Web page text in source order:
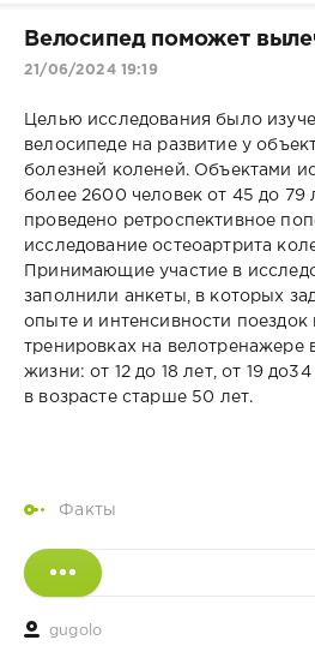
Велосипед поможет
21/06/2024 19:19
Целью исследования было
велосипеде на развитие у
болезней коленей. Объектами
более 2600 человек от 45 до 79
проведено ретроспективное
исследование остеоартрита
Принимающие участие в
заполнили анкеты, в которых
опыте и интенсивности поездок
тренировках на велотренажере
жизни: от 12 до 18 лет, от 19
в возрасте старше 50 лет.
Факты
gugolo